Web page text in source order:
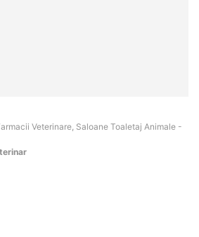
Veterinare, Saloane Toaletaj Animale -